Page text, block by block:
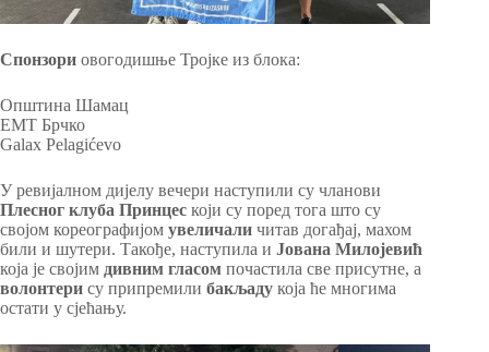
Спонзори овогодишње Тројке из блока:
Општина Шамац
ЕМТ Брчко
Galax Pelagićevo
У ревијалном дијелу вечери наступили су чланови
Плесног клуба Принцес који су поред тога што су
својом кореографијом увеличали читав догађај, махом
били и шутери. Такође, наступила и Јована Милојевић
која је својим дивним гласом почастила све присутне, а
волонтери су припремили бакљаду која ће многима
остати у сјећању.